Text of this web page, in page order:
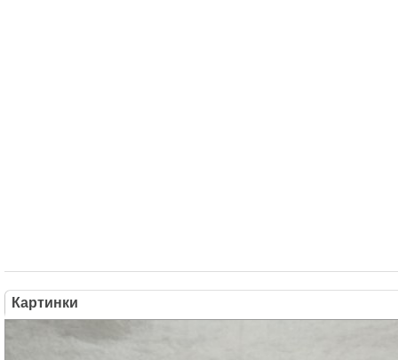
Картинки